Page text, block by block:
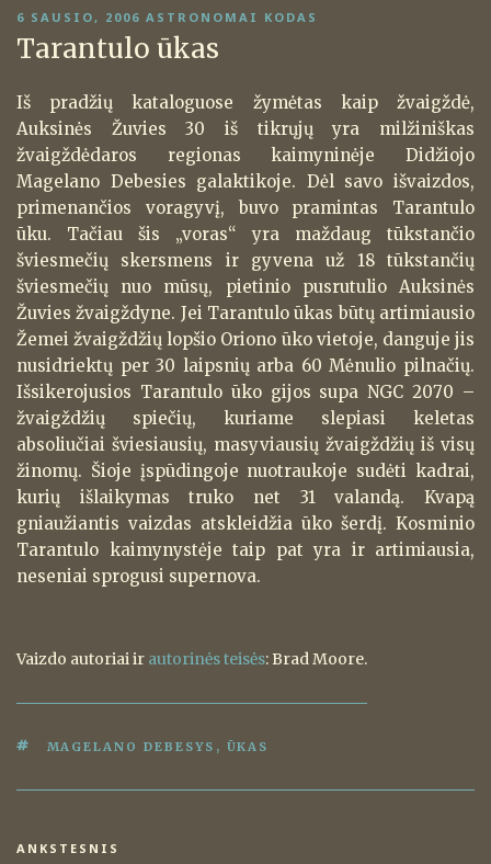
PASKELBTA
6 SAUSIO, 2006 ASTRONOMAI KODAS
Tarantulo ūkas
Iš pradžių kataloguose žymėtas kaip žvaigždė,
Auksinės Žuvies 30 iš tikrųjų yra milžiniškas
žvaigždėdaros regionas kaimyninėje Didžiojo
Magelano Debesies galaktikoje. Dėl savo išvaizdos,
primenančios voragyvį, buvo pramintas Tarantulo
ūku. Tačiau šis „voras“ yra maždaug tūkstančio
šviesmečių skersmens ir gyvena už 18 tūkstančių
šviesmečių nuo mūsų, pietinio pusrutulio Auksinės
Žuvies žvaigždyne. Jei Tarantulo ūkas būtų artimiausio
Žemei žvaigždžių lopšio Oriono ūko vietoje, danguje jis
nusidriektų per 30 laipsnių arba 60 Mėnulio pilnačių.
Išsikerojusios Tarantulo ūko gijos supa NGC 2070 –
žvaigždžių spiečių, kuriame slepiasi keletas
absoliučiai šviesiausių, masyviausių žvaigždžių iš visų
žinomų. Šioje įspūdingoje nuotraukoje sudėti kadrai,
kurių išlaikymas truko net 31 valandą. Kvapą
gniaužiantis vaizdas atskleidžia ūko šerdį. Kosminio
Tarantulo kaimynystėje taip pat yra ir artimiausia,
neseniai sprogusi supernova.
Vaizdo autoriai ir autorinės teisės: Brad Moore.
ŽYMOS
MAGELANO DEBESYS , ŪKAS
Navigacija
Ankstesnis
ANKSTESNIS